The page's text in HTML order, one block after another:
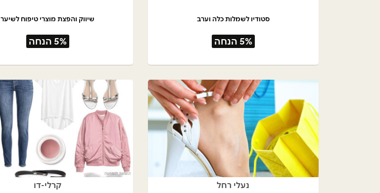
סטודיו לשמלות כלה וערב
5% הנחה
שיווק והפצת מוצרי טיפוח לשיער
5% הנחה
נעלי רחל קרלי-דו